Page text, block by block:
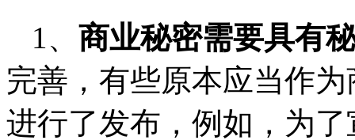
1、 商业秘密需要具有
完善，有些原本应当作
进行了发布，例如，为